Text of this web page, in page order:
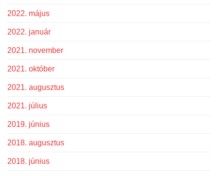
2022. május
2022. január
2021. november
2021. október
2021. augusztus
2021. július
2019. június
2018. augusztus
2018. június